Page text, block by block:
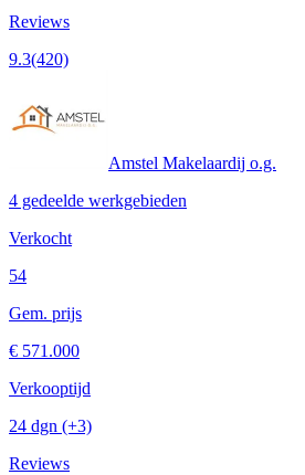
Reviews
9.3(420)
Amstel Makelaardij o.g.
4 gedeelde werkgebieden
Verkocht
54
Gem. prijs
€ 571.000
Verkooptijd
24 dgn (+3)
Reviews